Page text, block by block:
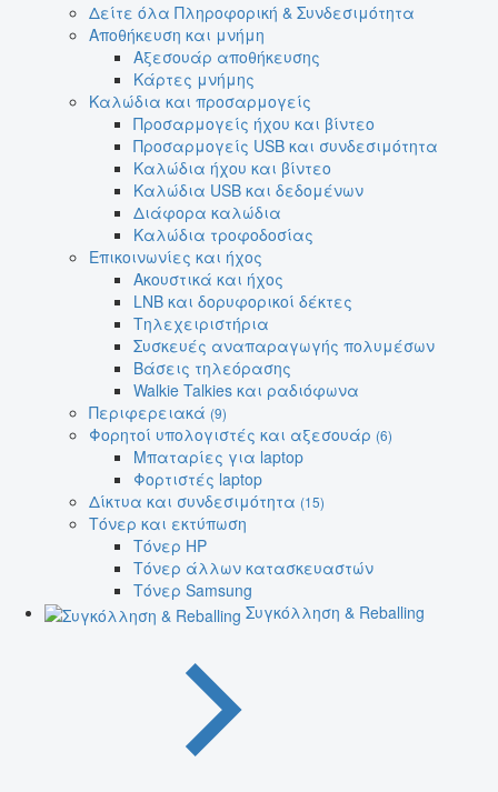
Δείτε όλα Πληροφορική & Συνδεσιμότητα
Αποθήκευση και μνήμη
Αξεσουάρ αποθήκευσης
Κάρτες μνήμης
Καλώδια και προσαρμογείς
Προσαρμογείς ήχου και βίντεο
Προσαρμογείς USB και συνδεσιμότητα
Καλώδια ήχου και βίντεο
Καλώδια USB και δεδομένων
Διάφορα καλώδια
Καλώδια τροφοδοσίας
Επικοινωνίες και ήχος
Ακουστικά και ήχος
LNB και δορυφορικοί δέκτες
Τηλεχειριστήρια
Συσκευές αναπαραγωγής πολυμέσων
Βάσεις τηλεόρασης
Walkie Talkies και ραδιόφωνα
Περιφερειακά (9)
Φορητοί υπολογιστές και αξεσουάρ (6)
Μπαταρίες για laptop
Φορτιστές laptop
Δίκτυα και συνδεσιμότητα (15)
Τόνερ και εκτύπωση
Τόνερ HP
Τόνερ άλλων κατασκευαστών
Τόνερ Samsung
Συγκόλληση & Reballing